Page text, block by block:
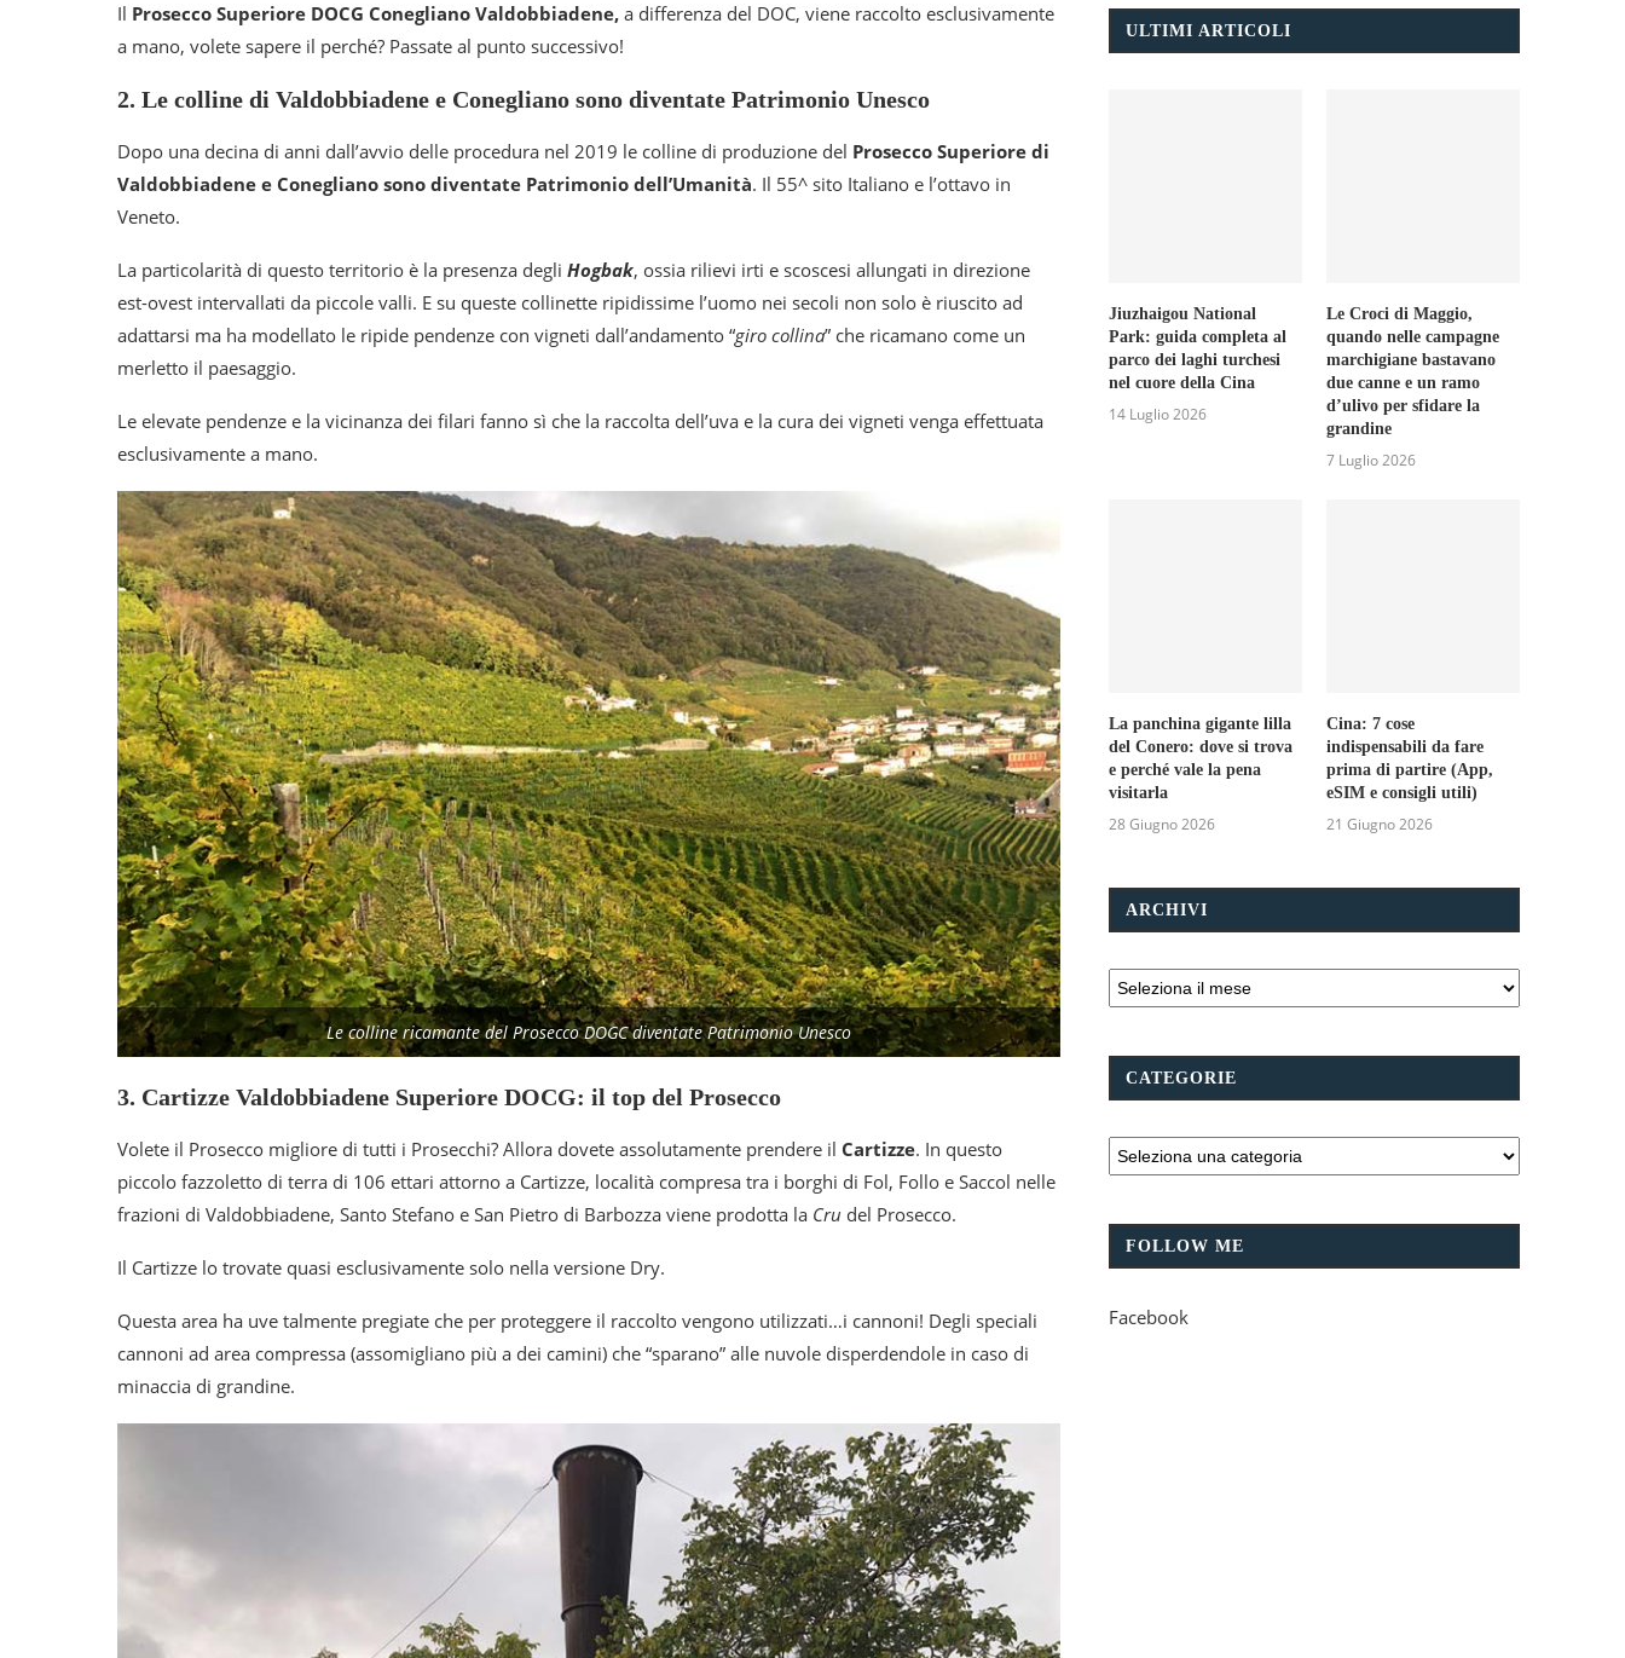
Il Prosecco Superiore DOCG Conegliano Valdobbiadene, a differenza del DOC, viene raccolto esclusivamente
a mano, volete sapere il perché? Passate al punto successivo!
2. Le colline di Valdobbiadene e Conegliano sono diventate Patrimonio Unesco
Dopo una decina di anni dall’avvio delle procedura nel 2019 le colline di produzione del Prosecco Superiore di
Valdobbiadene e Conegliano sono diventate Patrimonio dell’Umanità. Il 55^ sito Italiano e l’ottavo in
Veneto.
La particolarità di questo territorio è la presenza degli Hogbak, ossia rilievi irti e scoscesi allungati in direzione
est-ovest intervallati da piccole valli. E su queste collinette ripidissime l’uomo nei secoli non solo è riuscito ad
adattarsi ma ha modellato le ripide pendenze con vigneti dall’andamento “giro collina” che ricamano come un
merletto il paesaggio.
Le elevate pendenze e la vicinanza dei filari fanno sì che la raccolta dell’uva e la cura dei vigneti venga effettuata
esclusivamente a mano.
Le colline ricamante del Prosecco DOGC diventate Patrimonio Unesco
3. Cartizze Valdobbiadene Superiore DOCG: il top del Prosecco
Volete il Prosecco migliore di tutti i Prosecchi? Allora dovete assolutamente prendere il Cartizze. In questo
piccolo fazzoletto di terra di 106 ettari attorno a Cartizze, località compresa tra i borghi di Fol, Follo e Saccol nelle
frazioni di Valdobbiadene, Santo Stefano e San Pietro di Barbozza viene prodotta la Cru del Prosecco.
Il Cartizze lo trovate quasi esclusivamente solo nella versione Dry.
Questa area ha uve talmente pregiate che per proteggere il raccolto vengono utilizzati…i cannoni! Degli speciali
cannoni ad area compressa (assomigliano più a dei camini) che “sparano” alle nuvole disperdendole in caso di
minaccia di grandine.
ULTIMI ARTICOLI
Jiuzhaigou National
Park: guida completa al
parco dei laghi turchesi
nel cuore della Cina
14 Luglio 2026
Le Croci di Maggio,
quando nelle campagne
marchigiane bastavano
due canne e un ramo
d’ulivo per sfidare la
grandine
7 Luglio 2026
La panchina gigante lilla
del Conero: dove si trova
e perché vale la pena
visitarla
28 Giugno 2026
Cina: 7 cose
indispensabili da fare
prima di partire (App,
eSIM e consigli utili)
21 Giugno 2026
ARCHIVI
CATEGORIE
FOLLOW ME
Facebook